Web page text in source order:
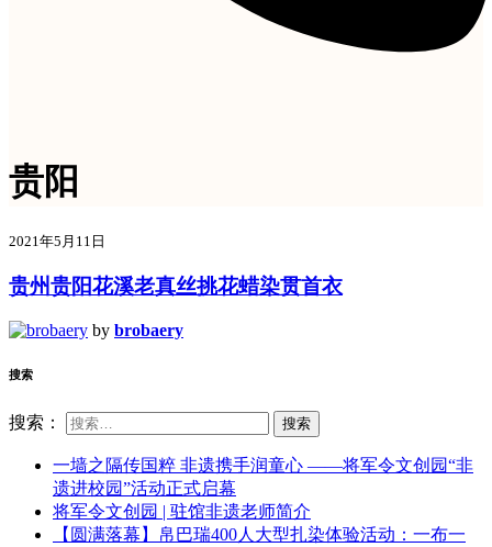
贵阳
2021年5月11日
贵州贵阳花溪老真丝挑花蜡染贯首衣
by brobaery
搜索
搜索：
一墙之隔传国粹 非遗携手润童心 ——将军令文创园“非
遗进校园”活动正式启幕
将军令文创园 | 驻馆非遗老师简介
【圆满落幕】帛巴瑞400人大型扎染体验活动：一布一